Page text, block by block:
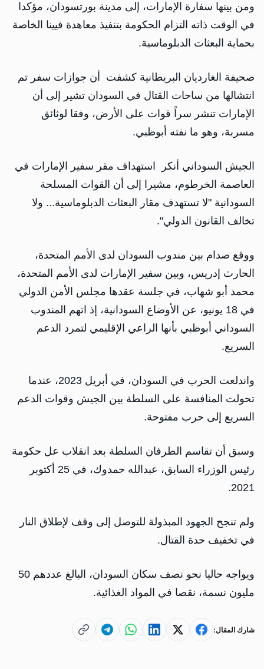
ومن بينها سفارة الإمارات، إلى مدينة بورتسودان، مؤكدا
في الوقت ذاته التزام الحكومة بتنفيذ معاهدة فيينا الخاصة
بحماية البعثات الدبلوماسية.
صحيفة الغارديان البريطانية كشفت أن جوازات سفر تم
انتشالها من ساحات القتال في السودان تشير إلى أن
الإمارات تنشر سراً قوات على الأرض، وفقا لوثائق
مسربة، وهو ما نفته أبوظبي.
الجيش السوداني أنكر استهداف مقر سفير الإمارات في
العاصمة الخرطوم، مشيرا إلى أن القوات المسلحة
السودانية "لا تستهدف مقار البعثات الدبلوماسية... ولا
تخالف القانون الدولي".
ووقع صدام بين مندوب السودان لدى الأمم المتحدة،
الحارث إدريس، وبين سفير الإمارات لدى الأمم المتحدة،
محمد أبو شهاب، في جلسة عقدها مجلس الأمن الدولي
في 18 يونيو، عن الأوضاع السودانية، إذ اتهم المندوب
السوداني أبوظبي بأنها الراعي الإقليمي لتمرد الدعم
السريع.
واندلعت الحرب في السودان، في أبريل 2023، عندما
تحولت المنافسة على السلطة بين الجيش وقوات الدعم
السريع إلى حرب مفتوحة.
وسبق أن تقاسم الطرفان السلطة بعد انقلاب عل حكومة
رئيس الوزراء السابق، عبدالله حمدوك، في 25 أكتوبر
2021.
ولم تنجح الجهود المبذولة للتوصل إلى وقف لإطلاق النار
في تخفيف حدة القتال.
ويواجه حاليا نحو نصف سكان السودان، البالغ عددهم 50
مليون نسمة، نقصا في المواد الغذائية.
شارك المقال: